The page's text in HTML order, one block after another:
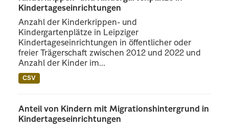
Kindertageseinrichtungen
Anzahl der Kinderkrippen- und
Kindergartenplätze in Leipziger
Kindertageseinrichtungen in öffentlicher oder
freier Trägerschaft zwischen 2012 und 2022 und
Anzahl der Kinder im...
CSV
Anteil von Kindern mit Migrationshintergrund in
Kindertageseinrichtungen